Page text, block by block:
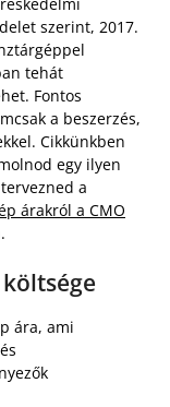
szerint, 2017.
tehát
Fontos
a beszerzés,
Cikkünkben
egy ilyen
a
árakról a CMO
ára, ami